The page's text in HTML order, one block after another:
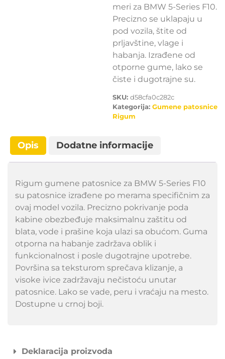
meri za BMW 5-Series F10.
Precizno se uklapaju u
pod vozila, štite od
prljavštine, vlage i
habanja. Izrađene od
otporne gume, lako se
čiste i dugotrajne su.
SKU: d58cfa0c282c
Kategorija: Gumene patosnice
Rigum
Opis Dodatne informacije
Rigum gumene patosnice za BMW 5-Series F10
su patosnice izrađene po merama specifičnim za
ovaj model vozila. Precizno pokrivanje poda
kabine obezbeđuje maksimalnu zaštitu od
blata, vode i prašine koja ulazi sa obućom. Guma
otporna na habanje zadržava oblik i
funkcionalnost i posle dugotrajne upotrebe.
Površina sa teksturom sprečava klizanje, a
visoke ivice zadržavaju nečistoću unutar
patosnice. Lako se vade, peru i vraćaju na mesto.
Dostupne u crnoj boji.
Deklaracija proizvoda